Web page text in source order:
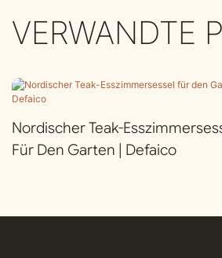
VERWANDTE
Nordischer Teak-
Für Den Garten | Defaico